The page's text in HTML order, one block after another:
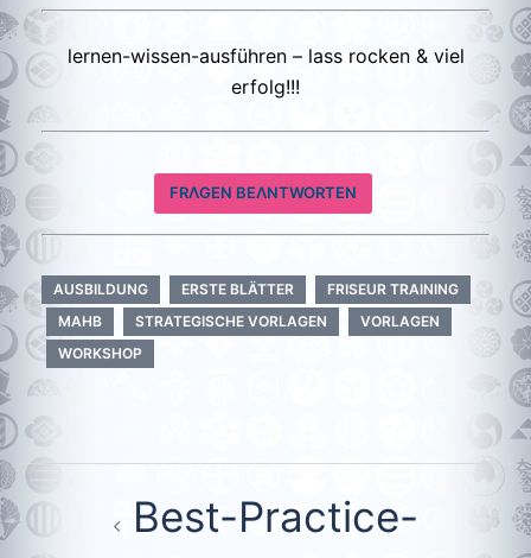
lernen-wissen-ausführen – lass rocken & viel
erfolg!!!
FRΛGEN BEΛNTWORTEN
AUSBILDUNG ERSTE BLÄTTER
FRISEUR TRAINING
MAHB
STRATEGISCHE VORLAGEN
VORLAGEN
WORKSHOP
Beitragsnavigation
Best-Practice-